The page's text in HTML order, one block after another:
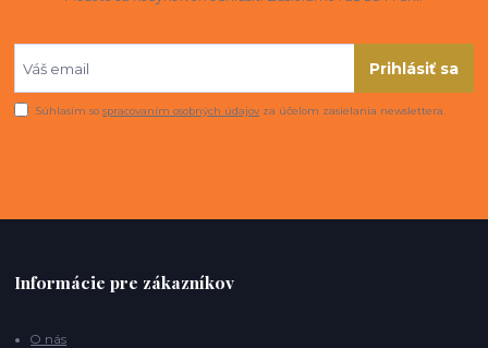
Prihlásiť sa
Súhlasím sospracovaním osobných údajov za účelom zasielania newslettera.
Informácie pre zákazníkov
O nás